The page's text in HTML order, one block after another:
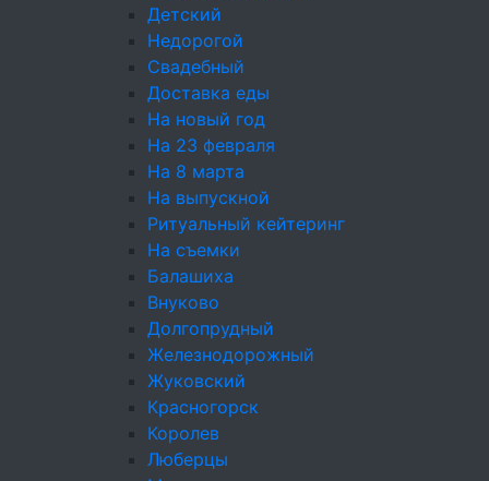
Детский
Недорогой
Свадебный
Доставка еды
На новый год
На 23 февраля
На 8 марта
На выпускной
Ритуальный кейтеринг
На съемки
Балашиха
Внуково
Долгопрудный
Железнодорожный
Жуковский
Красногорск
Королев
Люберцы
Настройки cookie
ОБРАТНЫЙ ЗВОНОК
ИП Емельянов Даниил Дмитриевич ИНН
482622253228 ОГРНИП 325470400102510 Адрес
фактической деятельности: Москва,
ул. Прянишникова, 19А, стр. 1
🍪 Мы используем cookies, чтобы запоминать
вашу корзину, показывать рекомендации
и присылать персональные скидки. Можно
изменить решение в любой момент в подвале